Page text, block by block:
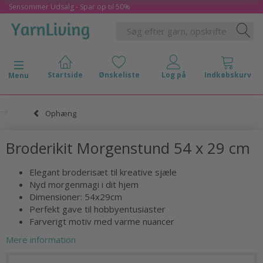
Sensommer Udsalg - Spar op til 50%
Skifte navigation
Menu
Ophæng
Broderikit Morgenstund 54 x 29 cm
Elegant broderisæt til kreative sjæle
Nyd morgenmagi i dit hjem
Dimensioner: 54x29cm
Perfekt gave til hobbyentusiaster
Farverigt motiv med varme nuancer
Mere information